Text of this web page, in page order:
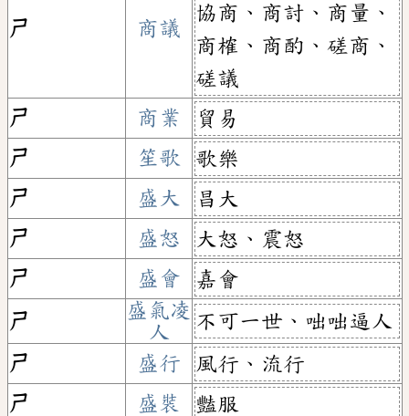
ㄕ 商議
協商、商討、商量、
商榷、商酌、磋商、
磋議
ㄕ
商業
貿易
ㄕ
笙歌
歌樂
ㄕ
盛大
昌大
ㄕ
盛怒
大怒、震怒
ㄕ
盛會
嘉會
ㄕ
盛氣凌
人
不可一世、咄咄逼人
ㄕ
盛行
風行、流行
ㄕ
盛裝
豔服